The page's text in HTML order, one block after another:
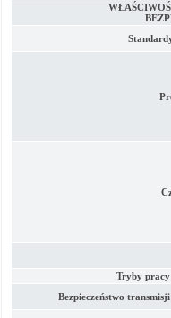
Tryby pracy
Bezpieczeństwo